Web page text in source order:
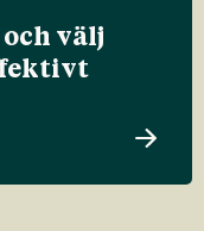
välj